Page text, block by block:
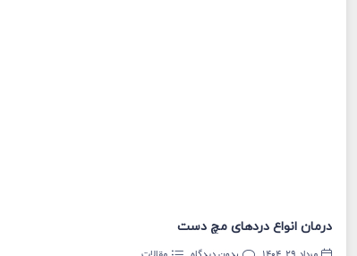
درمان انواع دردهای مچ دست